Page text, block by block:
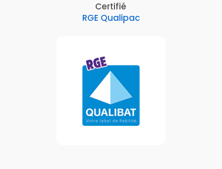
Certifié
RGE Qualipac